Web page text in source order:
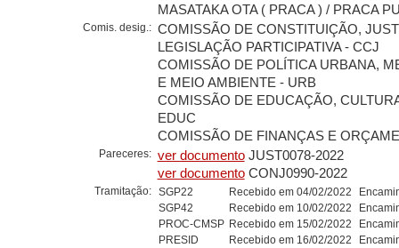
MASATAKA OTA ( PRACA ) / PRACA
Comis. desig.: COMISSÃO DE CONSTITUIÇÃO,
LEGISLAÇÃO PARTICIPATIVA - CCJ
COMISSÃO DE POLÍTICA URBANA,
E MEIO AMBIENTE - URB
COMISSÃO DE EDUCAÇÃO,
EDUC
COMISSÃO DE FINANÇAS E
Pareceres: ver documentoJUST0078-2022
ver documentoCONJ0990-2022
Tramitação: SGP22 Recebido em 04/02/2022
SGP42
Recebido em 10/02/2022
PROC-CMSP Recebido em 15/02/2022
PRESID
Recebido em 16/02/2022